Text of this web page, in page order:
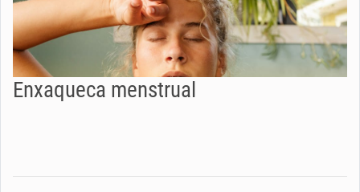
Enxaqueca menstrual